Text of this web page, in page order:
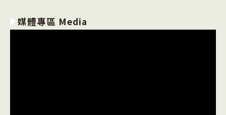
媒體專區 Media